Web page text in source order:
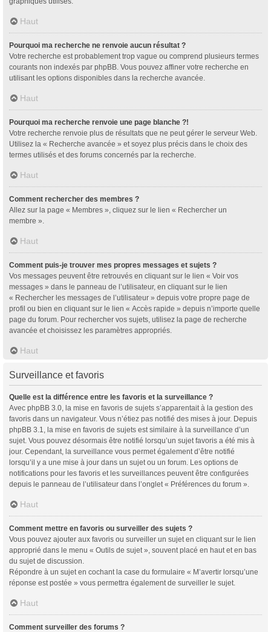
Haut
Pourquoi ma recherche ne renvoie aucun résultat ?
Votre recherche est probablement trop vague ou comprend plusieurs termes
courants non indexés par phpBB. Vous pouvez affiner votre recherche en
utilisant les options disponibles dans la recherche avancée.
Haut
Pourquoi ma recherche renvoie une page blanche ?!
Votre recherche renvoie plus de résultats que ne peut gérer le serveur Web.
Utilisez la « Recherche avancée » et soyez plus précis dans le choix des
termes utilisés et des forums concernés par la recherche.
Haut
Comment rechercher des membres ?
Allez sur la page « Membres », cliquez sur le lien « Rechercher un
membre ».
Haut
Comment puis-je trouver mes propres messages et sujets ?
Vos messages peuvent être retrouvés en cliquant sur le lien « Voir vos
messages » dans le panneau de l’utilisateur, en cliquant sur le lien
« Rechercher les messages de l’utilisateur » depuis votre propre page de
profil ou bien en cliquant sur le lien « Accès rapide » depuis n’importe quelle
page du forum. Pour rechercher vos sujets, utilisez la page de recherche
avancée et choisissez les paramètres appropriés.
Haut
Surveillance et favoris
Quelle est la différence entre les favoris et la surveillance ?
Avec phpBB 3.0, la mise en favoris de sujets s’apparentait à la gestion des
favoris dans un navigateur. Vous n’étiez pas notifié des mises à jour. Depuis
phpBB 3.1, la mise en favoris de sujets est similaire à la surveillance d’un
sujet. Vous pouvez désormais être notifié lorsqu’un sujet favoris a été mis à
jour. Cependant, la surveillance vous permet également d’être notifié
lorsqu’il y a une mise à jour dans un sujet ou un forum. Les options de
notifications pour les favoris et les surveillances peuvent être configurées
depuis le panneau de l’utilisateur dans l’onglet « Préférences du forum ».
Haut
Comment mettre en favoris ou surveiller des sujets ?
Vous pouvez ajouter aux favoris ou surveiller un sujet en cliquant sur le lien
approprié dans le menu « Outils de sujet », souvent placé en haut et en bas
du sujet de discussion.
Répondre à un sujet en cochant la case du formulaire « M’avertir lorsqu’une
réponse est postée » vous permettra également de surveiller le sujet.
Haut
Comment surveiller des forums ?